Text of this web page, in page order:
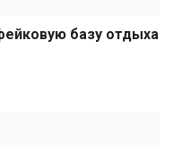
базу отдыха